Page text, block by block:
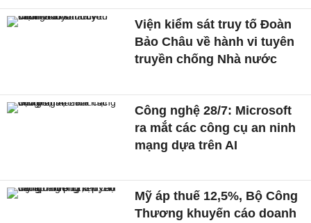
Viện kiểm sát truy tố Đoàn
Bảo Châu về hành vi tuyên
truyền chống Nhà nước
Công nghệ 28/7: Microsoft
ra mắt các công cụ an ninh
mạng dựa trên AI
Mỹ áp thuế 12,5%, Bộ Công
Thương khuyến cáo doanh